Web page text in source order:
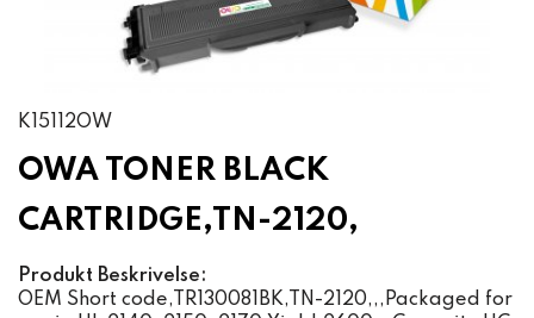
K15112OW
OWA TONER BLACK
CARTRIDGE,TN-2120,
Produkt Beskrivelse:
OEM Short code,TR130081BK,TN-2120,,,Packaged for